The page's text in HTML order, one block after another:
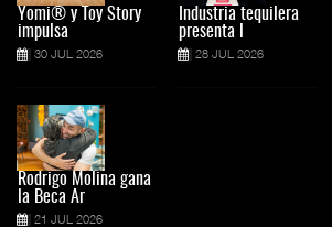
Yomi® y Toy Story
impulsa
30 JUL 2026
Rodrigo Molina gana
la Beca Ar
21 JUL 2026
Industria tequilera
presenta l
28 JUL 2026